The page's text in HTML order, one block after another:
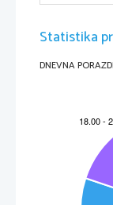
Statistika
DNEVNA